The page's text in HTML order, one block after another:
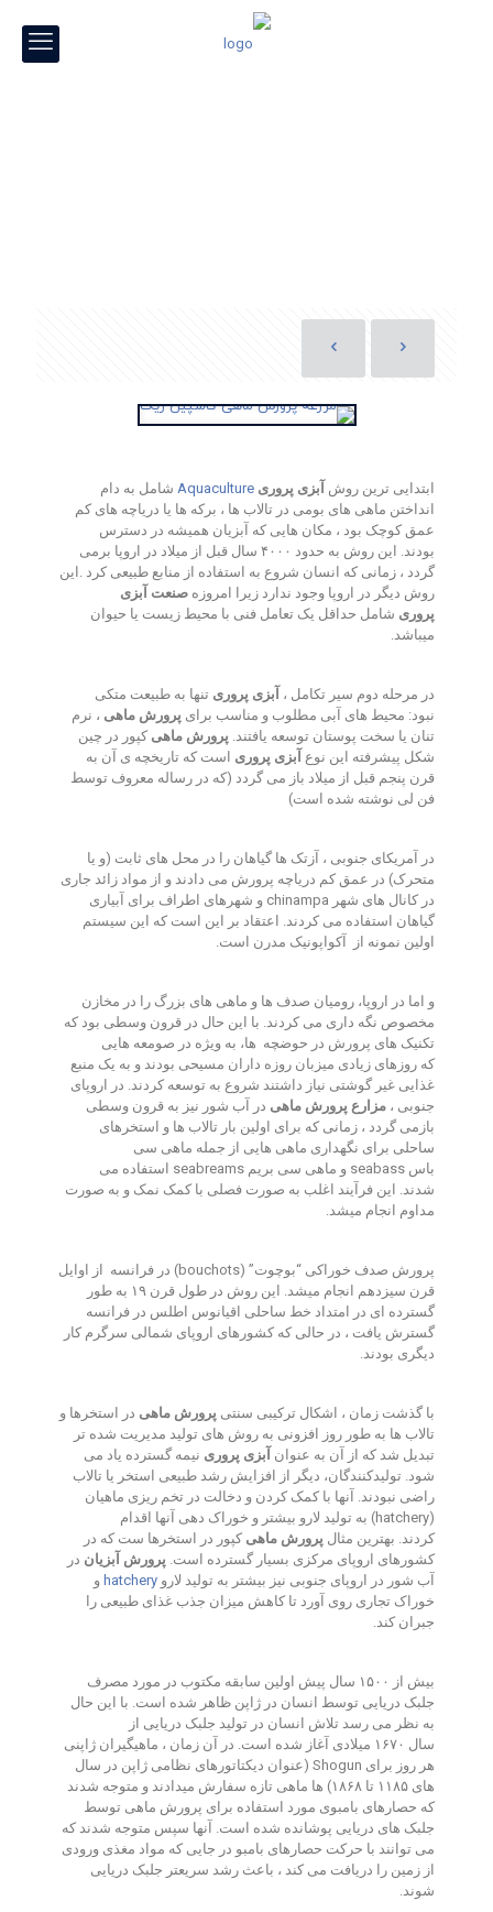
ابتدایی ترین روش آبزی پروری Aquaculture شامل به دام
انداختن ماهی های بومی در تالاب ها ، برکه ها یا دریاچه های کم
عمق کوچک بود ، مکان هایی که آبزیان همیشه در دسترس
بودند.
این روش به حدود ۴۰۰۰ سال قبل از میلاد در اروپا برمی
گردد ، زمانی که انسان شروع به استفاده از منابع طبیعی کرد . این
روش دیگر در اروپا وجود ندارد زیرا امروزه صنعت آبزی
پروری شامل حداقل یک تعامل فنی با محیط زیست یا حیوان
میباشد.
در مرحله دوم سیر تکامل ، آبزی پروری تنها به طبیعت متکی
نبود: محیط های آبی مطلوب و مناسب برای پرورش ماهی ، نرم
تنان یا سخت پوستان توسعه یافتند. پرورش ماهی کپور در چین
شکل پیشرفته این نوع آبزی پروری است که تاریخچه ی آن به
قرن پنجم قبل از میلاد باز می گردد (که در رساله معروف توسط
فن لی نوشته شده است)
در آمریکای جنوبی ، آزتک ها گیاهان را در محل های ثابت (و یا
متحرک) در عمق کم دریاچه پرورش می دادند و از مواد زائد جاری
در کانال های شهر chinampa و شهرهای اطراف برای آبیاری
گیاهان استفاده می کردند. اعتقاد بر این است که این سیستم
اولین نمونه از
آکواپونیک مدرن است.
و اما در اروپا، رومیان صدف ها و ماهی های بزرگ را در مخازن
مخصوص نگه داری می کردند. با این حال در قرون وسطی بود که
تکنیک های پرورش در حوضچه ها، به ویژه در صومعه هایی
که روزهای زیادی میزبان روزه داران مسیحی بودند و به یک منبع
غذایی غیر گوشتی نیاز داشتند شروع به توسعه کردند. در اروپای
جنوبی ، مزارع پرورش ماهی در آب شور نیز به قرون وسطی
بازمی گردد ، زمانی که برای اولین بار تالاب ها و استخرهای
ساحلی برای نگهداری ماهی هایی از جمله ماهی سی
باس seabass و ماهی سی بریم seabreams استفاده می
شدند. این فرآیند اغلب به صورت فصلی با کمک نمک و به صورت
مداوم انجام میشد.
پرورش صدف خوراکی “بوچوت”
(
bouchots) در فرانسه از اوایل
قرن سیزدهم انجام میشد.
این روش در طول قرن ۱۹ به طور
گسترده ای در امتداد خط ساحلی اقیانوس اطلس در فرانسه
گسترش یافت ، در حالی که کشورهای اروپای شمالی سرگرم کار
دیگری بودند.
با گذشت زمان ، اشکال ترکیبی سنتی پرورش ماهی در استخرها و
تالاب ها به طور روز افزونی به روش های تولید مدیریت شده تر
تبدیل شد که از آن به عنوان آبزی پروری نیمه گسترده یاد می
شود. تولیدکنندگان، دیگر از افزایش رشد طبیعی استخر یا تالاب
راضی نبودند. آنها با کمک کردن و دخالت در تخم ریزی ماهیان
(
hatchery) به تولید لارو بیشتر و خوراک دهی آنها اقدام
کردند. بهترین مثال پرورش ماهی کپور در استخرها ست که در
کشورهای اروپای مرکزی بسیار گسترده است. پرورش آبزیان در
آب شور در اروپای جنوبی نیز بیشتر به تولید لارو hatchery و
خوراک تجاری روی آورد تا کاهش میزان جذب غذای طبیعی را
جبران کند.
بیش از ۱۵۰۰ سال پیش اولین سابقه مکتوب در مورد مصرف
جلبک دریایی توسط انسان در ژاپن ظاهر شده است. با این حال
به نظر می رسد تلاش انسان در تولید جلبک دریایی از
سال ۱۶۷۰ میلادی آغاز شده است
. در آن زمان ، ماهیگیران ژاپنی
هر روز برای Shogun (عنوان دیکتاتورهای نظامی ژاپن در سال
های ۱۱۸۵ تا ۱۸۶۸) ها ماهی تازه سفارش میدادند و متوجه شدند
که حصارهای بامبوی مورد استفاده برای پرورش ماهی توسط
جلبک های دریایی پوشانده شده است. آنها سپس متوجه شدند که
می توانند با حرکت حصارهای بامبو در جایی که مواد مغذی ورودی
از زمین را دریافت می کند ، باعث رشد سریعتر جلبک دریایی
شوند.